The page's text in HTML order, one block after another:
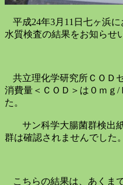
平成24年3月11 日七ヶ浜
水質検査の結果をお知らせ
共立理化学研究所ＣＯＤ
消費量＜ＣＯＤ＞は０ｍｇ /
た。
サン科学大腸菌群検出
群は確認されませんでした。
こちらの結果は、あくま